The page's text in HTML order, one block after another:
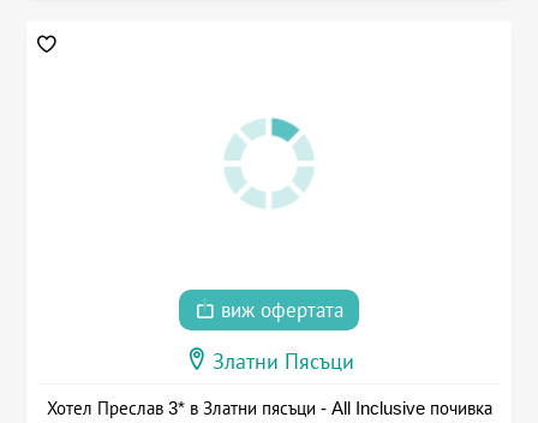
виж офертата
Златни Пясъци
Хотел Преслав 3* в Златни пясъци - All Inclusive почивка